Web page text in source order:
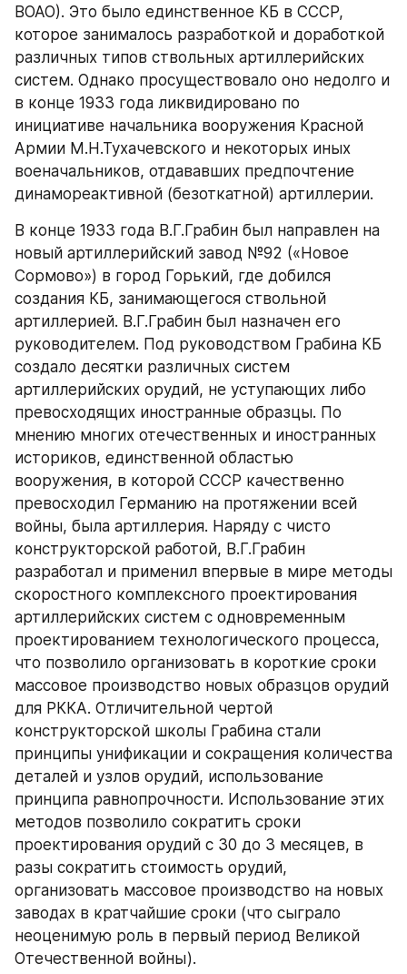
ВОАО). Это было единственное КБ в СССР,
которое занималось разработкой и доработкой
различных типов ствольных артиллерийских
систем. Однако просуществовало оно недолго и
в конце 1933 года ликвидировано по
инициативе начальника вооружения Красной
Армии М.Н.Тухачевского и некоторых иных
военачальников, отдававших предпочтение
динамореактивной (безоткатной) артиллерии.
В конце 1933 года В.Г.Грабин был направлен на
новый артиллерийский завод №92 («Новое
Сормово») в город Горький, где добился
создания КБ, занимающегося ствольной
артиллерией. В.Г.Грабин был назначен его
руководителем. Под руководством Грабина КБ
создало десятки различных систем
артиллерийских орудий, не уступающих либо
превосходящих иностранные образцы. По
мнению многих отечественных и иностранных
историков, единственной областью
вооружения, в которой СССР качественно
превосходил Германию на протяжении всей
войны, была артиллерия. Наряду с чисто
конструкторской работой, В.Г.Грабин
разработал и применил впервые в мире методы
скоростного комплексного проектирования
артиллерийских систем с одновременным
проектированием технологического процесса,
что позволило организовать в короткие сроки
массовое производство новых образцов орудий
для РККА. Отличительной чертой
конструкторской школы Грабина стали
принципы унификации и сокращения количества
деталей и узлов орудий, использование
принципа равнопрочности. Использование этих
методов позволило сократить сроки
проектирования орудий с 30 до 3 месяцев, в
разы сократить стоимость орудий,
организовать массовое производство на новых
заводах в кратчайшие сроки (что сыграло
неоценимую роль в первый период Великой
Отечественной войны).